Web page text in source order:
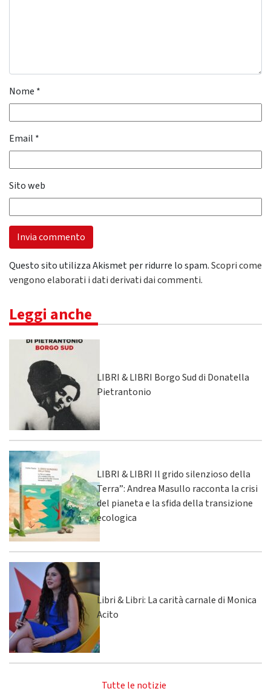
Nome *
Email *
Sito web
Questo sito utilizza Akismet per ridurre lo spam.Scopri come
vengono elaborati i dati derivati dai commenti.
Leggi anche
LIBRI & LIBRI Borgo Sud di Donatella
Pietrantonio
LIBRI & LIBRI Il grido silenzioso della
Terra”: Andrea Masullo racconta la crisi
del pianeta e la sfida della transizione
ecologica
Libri & Libri: La carità carnale di Monica
Acito
Tutte le notizie